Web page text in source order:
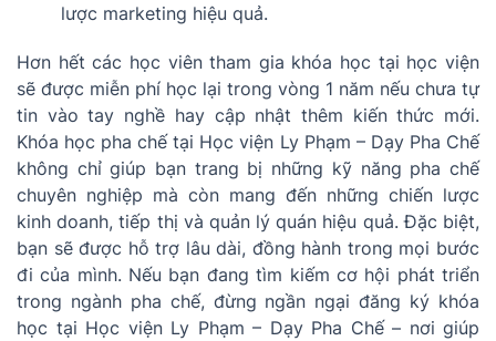
lược marketing hiệu quả.
Hơn hết các học viên tham gia khóa học tại học viện
sẽ được miễn phí học lại trong vòng 1 năm nếu chưa tự
tin vào tay nghề hay cập nhật thêm kiến thức mới.
Khóa học pha chế tại Học viện Ly Phạm – Dạy Pha Chế
không chỉ giúp bạn trang bị những kỹ năng pha chế
chuyên nghiệp mà còn mang đến những chiến lược
kinh doanh, tiếp thị và quản lý quán hiệu quả. Đặc biệt,
bạn sẽ được hỗ trợ lâu dài, đồng hành trong mọi bước
đi của mình. Nếu bạn đang tìm kiếm cơ hội phát triển
trong ngành pha chế, đừng ngần ngại đăng ký khóa
học tại Học viện Ly Phạm – Dạy Pha Chế – nơi giúp